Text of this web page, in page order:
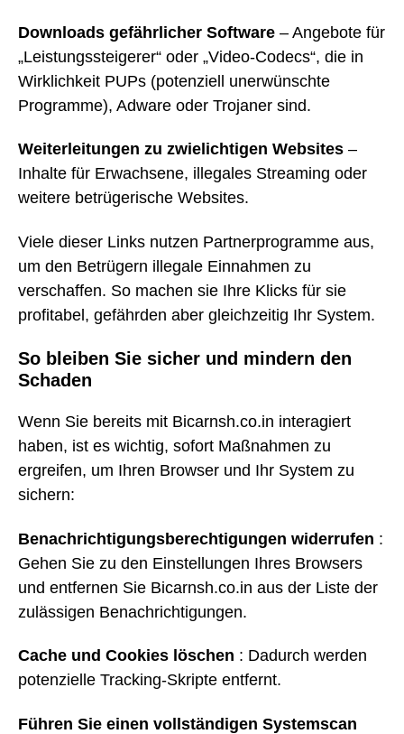
Downloads gefährlicher Software – Angebote für
„Leistungssteigerer“ oder „Video-Codecs“, die in
Wirklichkeit PUPs (potenziell unerwünschte
Programme), Adware oder Trojaner sind.
Weiterleitungen zu zwielichtigen Websites –
Inhalte für Erwachsene, illegales Streaming oder
weitere betrügerische Websites.
Viele dieser Links nutzen Partnerprogramme aus,
um den Betrügern illegale Einnahmen zu
verschaffen. So machen sie Ihre Klicks für sie
profitabel, gefährden aber gleichzeitig Ihr System.
So bleiben Sie sicher und mindern den
Schaden
Wenn Sie bereits mit Bicarnsh.co.in interagiert
haben, ist es wichtig, sofort Maßnahmen zu
ergreifen, um Ihren Browser und Ihr System zu
sichern:
Benachrichtigungsberechtigungen widerrufen :
Gehen Sie zu den Einstellungen Ihres Browsers
und entfernen Sie Bicarnsh.co.in aus der Liste der
zulässigen Benachrichtigungen.
Cache und Cookies löschen : Dadurch werden
potenzielle Tracking-Skripte entfernt.
Führen Sie einen vollständigen Systemscan